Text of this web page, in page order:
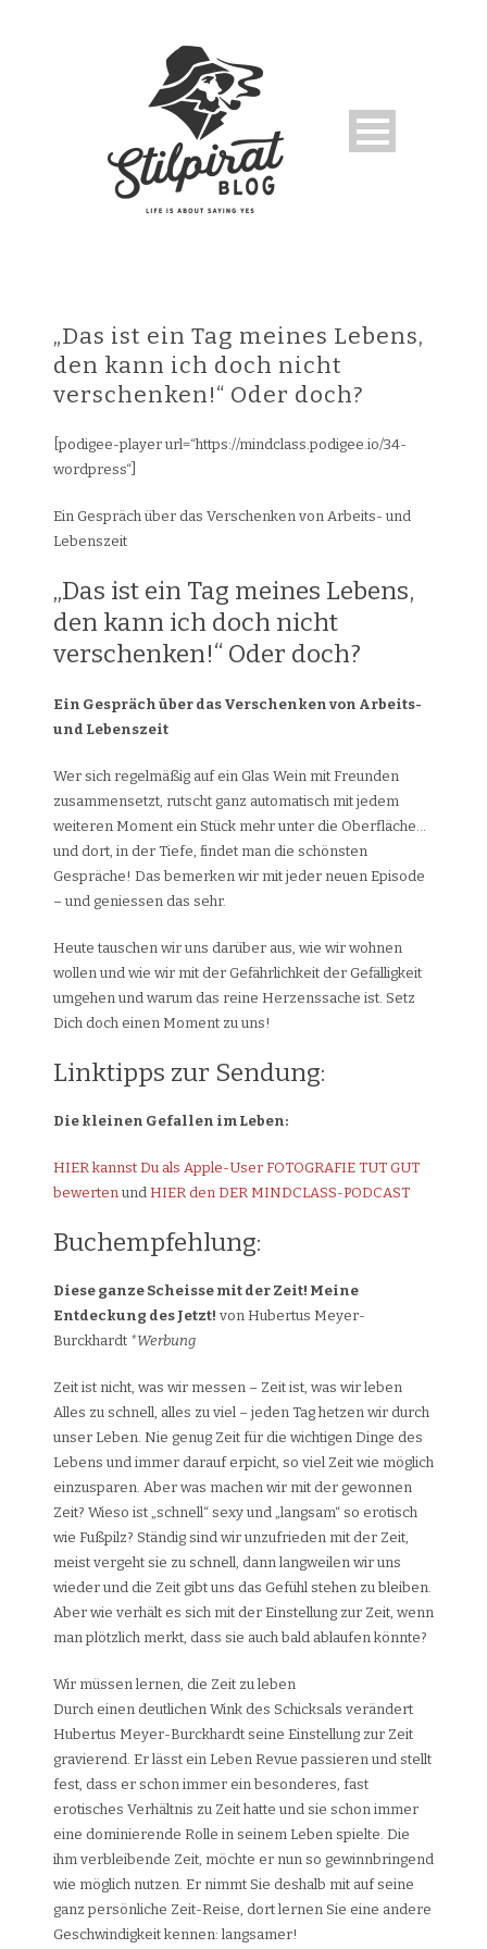
„Das ist ein Tag meines Lebens,
den kann ich doch nicht
verschenken!“ Oder doch?
[podigee-player url=“https://mindclass.podigee.io/34-
wordpress“]
Ein Gespräch über das Verschenken von Arbeits- und
Lebenszeit
„Das ist ein Tag meines Lebens,
den kann ich doch nicht
verschenken!“ Oder doch?
Ein Gespräch über das Verschenken von Arbeits-
und Lebenszeit
Wer sich regelmäßig auf ein Glas Wein mit Freunden
zusammensetzt, rutscht ganz automatisch mit jedem
weiteren Moment ein Stück mehr unter die Oberfläche…
und dort, in der Tiefe, findet man die schönsten
Gespräche! Das bemerken wir mit jeder neuen Episode
– und geniessen das sehr.
Heute tauschen wir uns darüber aus, wie wir wohnen
wollen und wie wir mit der Gefährlichkeit der Gefälligkeit
umgehen und warum das reine Herzenssache ist. Setz
Dich doch einen Moment zu uns!
Linktipps zur Sendung:
Die kleinen Gefallen im Leben:
HIER kannst Du als Apple-User FOTOGRAFIE TUT GUT
bewerten und HIER den DER MINDCLASS-PODCAST
Buchempfehlung:
Diese ganze Scheisse mit der Zeit! Meine
Entdeckung des Jetzt! von Hubertus Meyer-
Burckhardt *Werbung
Zeit ist nicht, was wir messen – Zeit ist, was wir leben
Alles zu schnell, alles zu viel – jeden Tag hetzen wir durch
unser Leben. Nie genug Zeit für die wichtigen Dinge des
Lebens und immer darauf erpicht, so viel Zeit wie möglich
einzusparen. Aber was machen wir mit der gewonnen
Zeit? Wieso ist „schnell“ sexy und „langsam“ so erotisch
wie Fußpilz? Ständig sind wir unzufrieden mit der Zeit,
meist vergeht sie zu schnell, dann langweilen wir uns
wieder und die Zeit gibt uns das Gefühl stehen zu bleiben.
Aber wie verhält es sich mit der Einstellung zur Zeit, wenn
man plötzlich merkt, dass sie auch bald ablaufen könnte?
Wir müssen lernen, die Zeit zu leben
Durch einen deutlichen Wink des Schicksals verändert
Hubertus Meyer-Burckhardt seine Einstellung zur Zeit
gravierend. Er lässt ein Leben Revue passieren und stellt
fest, dass er schon immer ein besonderes, fast
erotisches Verhältnis zu Zeit hatte und sie schon immer
eine dominierende Rolle in seinem Leben spielte. Die
ihm verbleibende Zeit, möchte er nun so gewinnbringend
wie möglich nutzen. Er nimmt Sie deshalb mit auf seine
ganz persönliche Zeit-Reise, dort lernen Sie eine andere
Geschwindigkeit kennen: langsamer!